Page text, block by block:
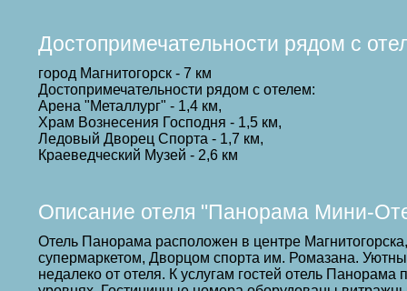
Достопримечательности рядом с
город Магнитогорск - 7 км
Достопримечательности рядом с отелем:
Арена "Металлург" - 1,4 км,
Храм Вознесения Господня - 1,5 км,
Ледовый Дворец Спорта - 1,7 км,
Краеведческий Музей - 2,6 км
Описание отеля "Панорама Мини-
Отель Панорама расположен в центре
супермаркетом, Дворцом спорта им. Ромазана.
недалеко от отеля. К услугам гостей отель